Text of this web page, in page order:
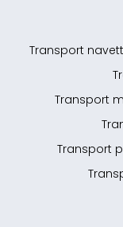
Transport
Transport
Transport